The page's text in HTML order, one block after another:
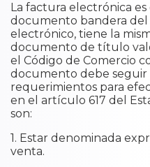
La factura electrónica
documento bandera
electrónico, tiene la
documento de título
el Código de Comercio
documento debe seguir
requerimientos para
en el artículo 617 del
son:
1. Estar denominada
venta.